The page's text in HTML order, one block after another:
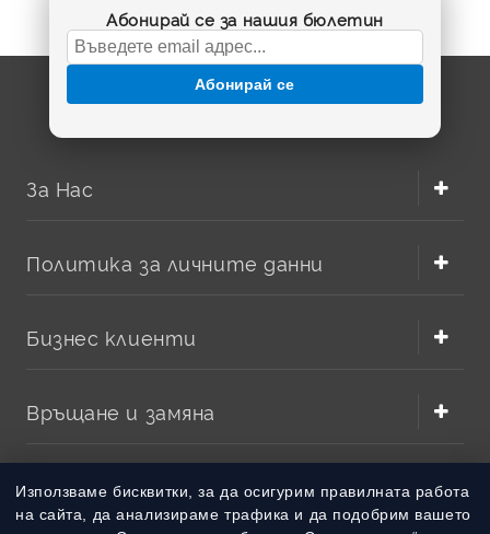
Използваме бисквитки, за да осигурим правилната работа
на сайта, да анализираме трафика и да подобрим вашето
Абонирай се за нашия бюлетин
Абонирай се
За Нас
Политика за личните данни
Бизнес клиенти
Връщане и замяна
Методи на плащане